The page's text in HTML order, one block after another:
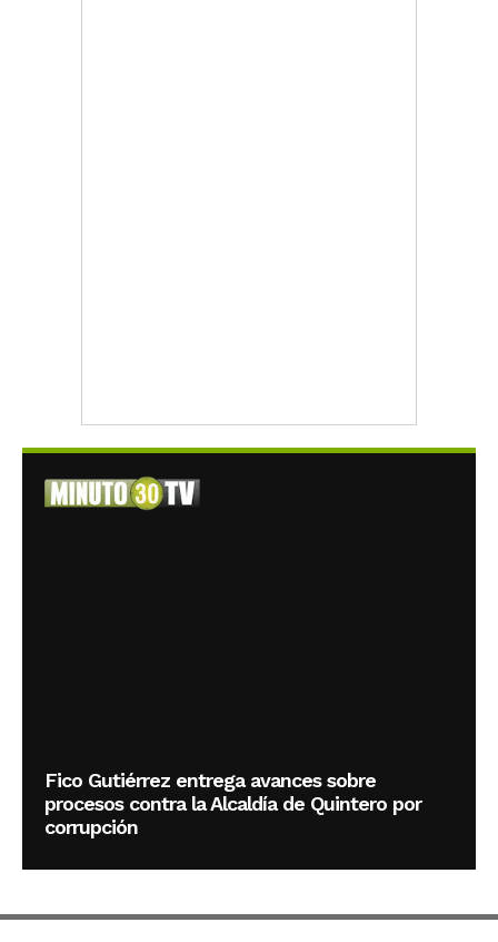
Fico Gutiérrez entrega avances sobre
procesos contra la Alcaldía de Quintero por
corrupción